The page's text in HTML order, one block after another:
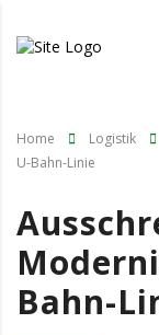
Home Logistik
U-Bahn-Linie
Bahn-